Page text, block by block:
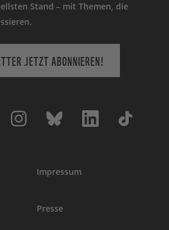
Stand – mit Themen, die
JETZT ABONNIEREN!
Impressum
Presse